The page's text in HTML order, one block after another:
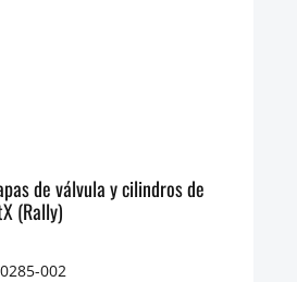
de válvula y cilindros de
(Rally)
002